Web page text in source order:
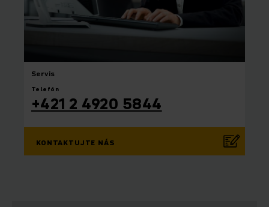
Servis
Telefón
+421 2 4920 5844
KONTAKTUJTE NÁS